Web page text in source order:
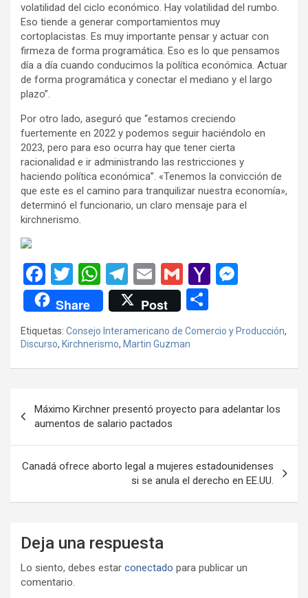
volatilidad del ciclo económico. Hay volatilidad del rumbo.
Eso tiende a generar comportamientos muy
cortoplacistas. Es muy importante pensar y actuar con
firmeza de forma programática. Eso es lo que pensamos
día a día cuando conducimos la política económica. Actuar
de forma programática y conectar el mediano y el largo
plazo”.
Por otro lado, aseguró que “estamos creciendo
fuertemente en 2022 y podemos seguir haciéndolo en
2023, pero para eso ocurra hay que tener cierta
racionalidad e ir administrando las restricciones y
haciendo política económica”. «Tenemos la convicción de
que este es el camino para tranquilizar nuestra economía»,
determinó el funcionario, un claro mensaje para el
kirchnerismo.
F
a
ce
b
o
k
T
wi
tt
er
W
h
at
s
A
p
T
el
e
gr
a
E
m
ail
G
m
ail
Y
o
o
ail
n
g
Share Post
m
p
tir
Etiquetas: Consejo Interamericano de Comercio y Producción,
Discurso, Kirchnerismo, Martin Guzman
de
entradas
Máximo Kirchner presentó proyecto para adelantar los
aumentos de salario pactados
Canadá ofrece aborto legal a mujeres estadounidenses
si se anula el derecho en EE.UU.
Deja una respuesta
Lo siento, debes estar conectado para publicar un
comentario.